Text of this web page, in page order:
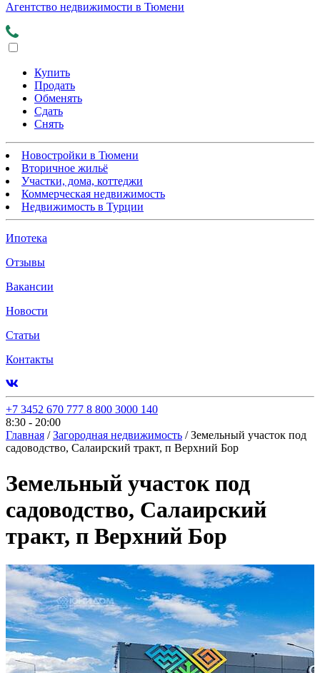
Агентство недвижимости в Тюмени
Купить
Продать
Обменять
Сдать
Снять
Новостройки в Тюмени
Вторичное жильё
Участки, дома, коттеджи
Коммерческая недвижимость
Недвижимость в Турции
Ипотека
Отзывы
Вакансии
Новости
Статьи
Контакты
+7 3452 670 777 8 800 3000 140
8:30 - 20:00
Главная / Загородная недвижимость / Земельный участок под
садоводство, Салаирский тракт, п Верхний Бор
Земельный участок под
садоводство, Салаирский
тракт, п Верхний Бор